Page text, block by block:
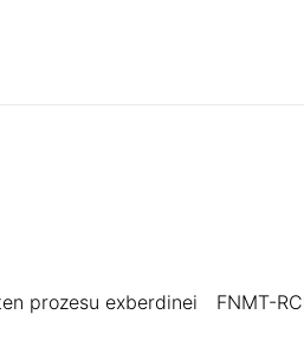
prozesu exberdinei
FNMT-